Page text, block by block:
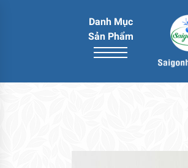
Danh Mục
Sản Phẩm